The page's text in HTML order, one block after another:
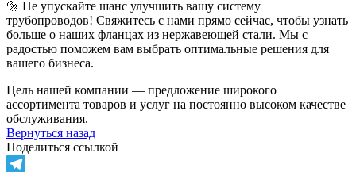
🔩 Не упускайте шанс улучшить вашу систему
трубопроводов! Свяжитесь с нами прямо сейчас, чтобы узнать
больше о наших фланцах из нержавеющей стали. Мы с
радостью поможем вам выбрать оптимальные решения для
вашего бизнеса.
Цель нашей компании — предложение широкого
ассортимента товаров и услуг на постоянно высоком качестве
обслуживания.
Вернуться назад
Поделиться ссылкой